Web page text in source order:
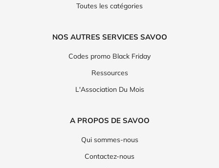
Toutes les catégories
NOS AUTRES SERVICES SAVOO
Codes promo Black Friday
Ressources
L'Association Du Mois
A PROPOS DE SAVOO
Qui sommes-nous
Contactez-nous